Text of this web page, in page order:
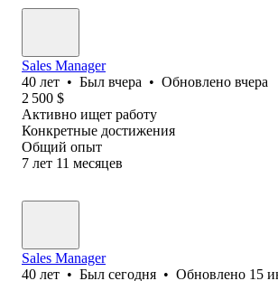
Sales Manager
40 лет • Был вчера • Обновлено вчера
2 500 $
Активно ищет работу
Конкретные достижения
Общий опыт
7 лет 11 месяцев
Sales Manager
40 лет • Был сегодня • Обновлено 15